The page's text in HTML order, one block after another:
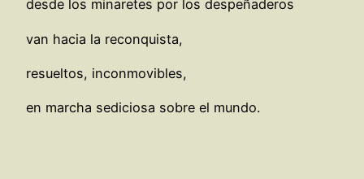
desde los minaretes por los despeñaderos
van hacia la reconquista,
resueltos, inconmovibles,
en marcha sediciosa sobre el mundo.